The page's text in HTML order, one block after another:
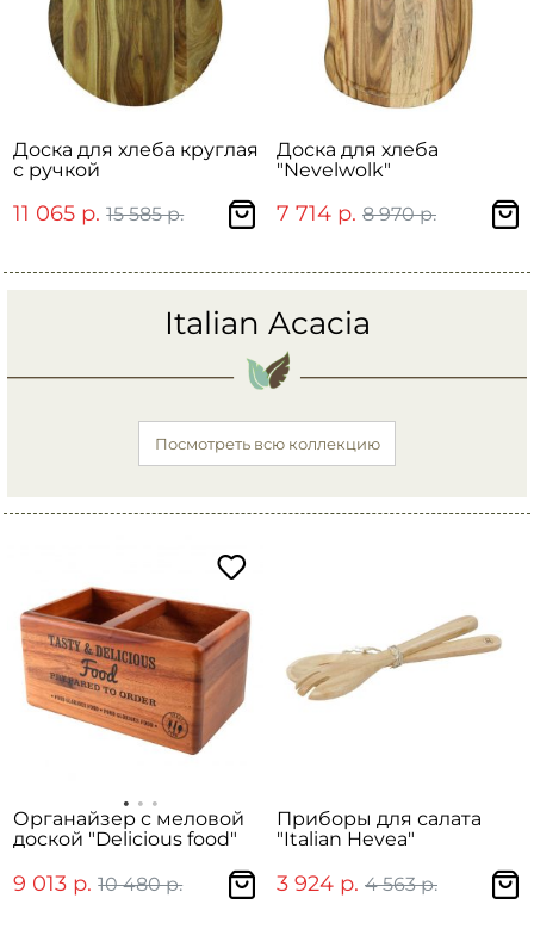
Доска для хлеба круглая
с ручкой
11 065 р. 15 585 р.
Доска для хлеба
"Nevelwolk"
7 714 р. 8 970 р.
Italian Acacia
Посмотреть всю коллекцию
Органайзер с меловой
доской "Delicious food"
9 013 р. 10 480 р.
Приборы для салата
"Italian Hevea"
3 924 р. 4 563 р.